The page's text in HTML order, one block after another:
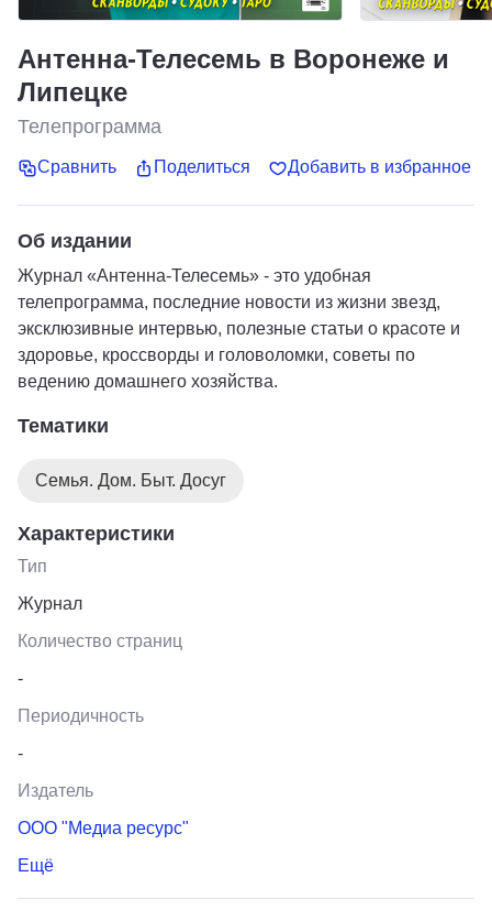
Антенна-Телесемь в Воронеже и
Липецке
Телепрограмма
Сравнить Поделиться Добавить в избранное
Об издании
Журнал «Антенна-Телесемь» - это удобная
телепрограмма, последние новости из жизни звезд,
эксклюзивные интервью, полезные статьи о красоте и
здоровье, кроссворды и головоломки, советы по
ведению домашнего хозяйства.
Тематики
Семья. Дом. Быт. Досуг
Характеристики
Тип
Журнал
Количество страниц
-
Периодичность
-
Издатель
ООО "Медиа ресурс"
Ещё